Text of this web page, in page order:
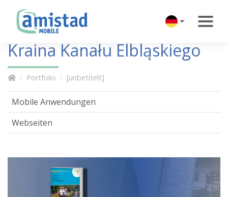
Kraina Kanału Elbląskiego
Portfolio [unbetitelt]
Mobile Anwendungen
Webseiten